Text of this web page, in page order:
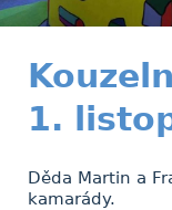
1.
Děda Martin a
kamarády.